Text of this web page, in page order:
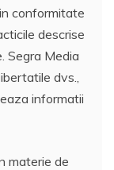
conformitate
descrise
Segra Media
dvs.,
informatii
materie de